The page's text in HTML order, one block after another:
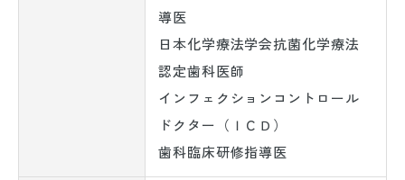
導医
日本化学療法学会抗菌化学療法
認定歯科医師
インフェクションコントロール
ドクター（ＩＣＤ）
歯科臨床研修指導医